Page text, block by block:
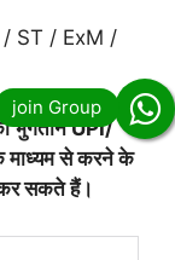
ST / ExM /
भुगतान UPI/
से करने के
सकते हैं।